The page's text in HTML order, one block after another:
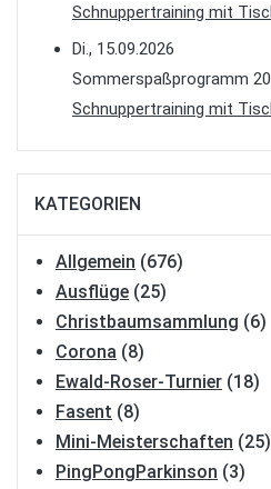
Schnuppertraining mit
Di., 15.09.2026
Sommerspaßprogramm
Schnuppertraining mit
KATEGORIEN
Allgemein (676)
Ausflüge (25)
Christbaumsammlung (6)
Corona (8)
Ewald-Roser-Turnier (18)
Fasent (8)
Mini-Meisterschaften (25)
PingPongParkinson (3)